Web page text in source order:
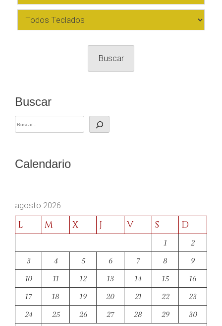
Buscar
Calendario
agosto 2026
L M X J V S D
1
2
3
4 5 6 7 8
9
10
11 12 13 14 15
16
17
18 19 20 21 22
23
24
25 26 27 28 29
30